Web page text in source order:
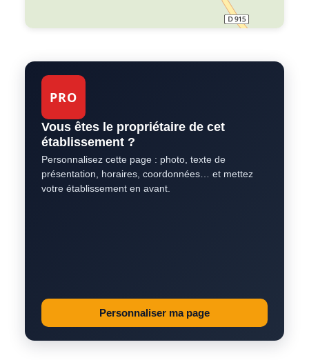
PRO
Vous êtes le propriétaire de cet
établissement ?
Personnalisez cette page : photo, texte de
présentation, horaires, coordonnées… et mettez
votre établissement en avant.
Personnaliser ma page